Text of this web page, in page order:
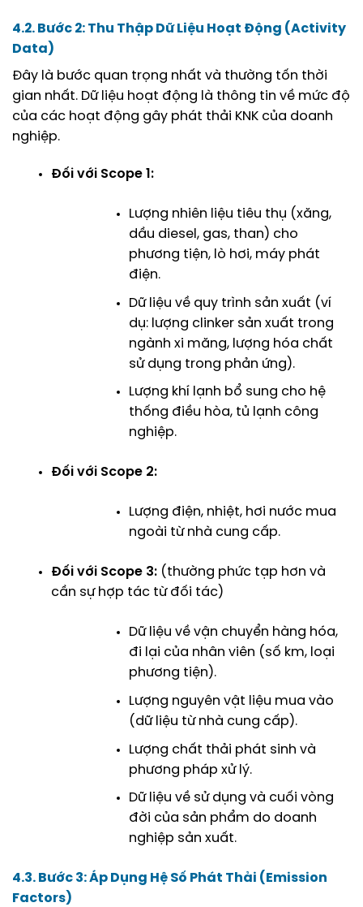
4.2. Bước 2: Thu Thập Dữ Liệu Hoạt Động (Activity
Data)
Đây là bước quan trọng nhất và thường tốn thời
gian nhất. Dữ liệu hoạt động là thông tin về mức độ
của các hoạt động gây phát thải KNK của doanh
nghiệp.
Đối với Scope 1:
Lượng nhiên liệu tiêu thụ (xăng,
dầu diesel, gas, than) cho
phương tiện, lò hơi, máy phát
điện.
Dữ liệu về quy trình sản xuất (ví
dụ: lượng clinker sản xuất trong
ngành xi măng, lượng hóa chất
sử dụng trong phản ứng).
Lượng khí lạnh bổ sung cho hệ
thống điều hòa, tủ lạnh công
nghiệp.
Đối với Scope 2:
Lượng điện, nhiệt, hơi nước mua
ngoài từ nhà cung cấp.
Đối với Scope 3: (thường phức tạp hơn và
cần sự hợp tác từ đối tác)
Dữ liệu về vận chuyển hàng hóa,
đi lại của nhân viên (số km, loại
phương tiện).
Lượng nguyên vật liệu mua vào
(dữ liệu từ nhà cung cấp).
Lượng chất thải phát sinh và
phương pháp xử lý.
Dữ liệu về sử dụng và cuối vòng
đời của sản phẩm do doanh
nghiệp sản xuất.
4.3. Bước 3: Áp Dụng Hệ Số Phát Thải (Emission
Factors)